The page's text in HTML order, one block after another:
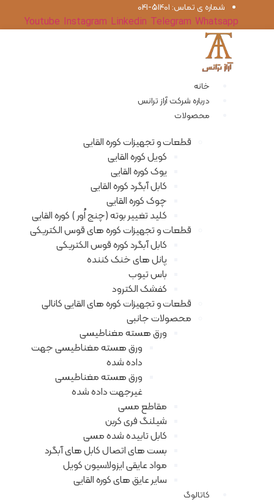
شماره‌ ی تماس: 51401-041
Youtube Instagram Linkedin Telegram Whatsapp
خانه
درباره شرکت آراز ترانس
محصولات
قطعات و تجهیزات کوره القایی
کویل کوره القایی
یوک کوره القایی
کابل آبگرد کوره القایی
چوک کوره القایی
کلید تغییر بوته (چنج اُور ) کوره القایی
قطعات و تجهیزات کوره های قوس الکتریکی
کابل آبگرد کوره قوس الکتریکی
پانل های خنک کننده
باس تیوب
کفشک الکترود
قطعات و تجهیزات کوره های القایی کانالی
محصولات جانبی
ورق هسته مغناطیسی
ورق هسته مغناطیسی جهت
داده شده
ورق هسته مغناطیسی
غیرجهت داده شده
مقاطع مسی
شیلنگ فری کربن
کابل تابیده شده مسی
بست های اتصال کابل های آبگرد
مواد عایقی ایزولاسیون کویل
سایر عایق های کوره القایی
کاتالوگ